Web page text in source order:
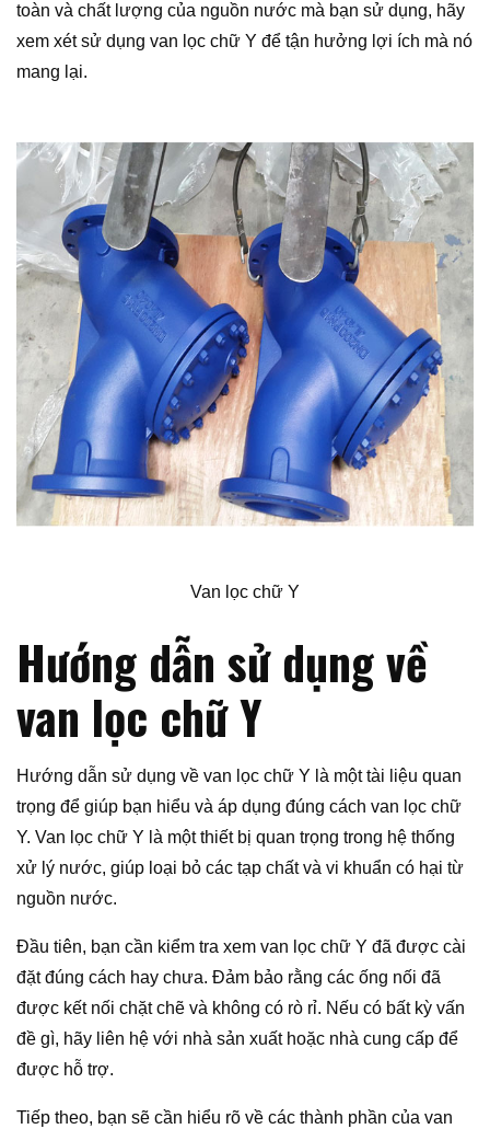
toàn và chất lượng của nguồn nước mà bạn sử dụng, hãy
xem xét sử dụng van lọc chữ Y để tận hưởng lợi ích mà nó
mang lại.
Van lọc chữ Y
Hướng dẫn sử dụng về
van lọc chữ Y
Hướng dẫn sử dụng về van lọc chữ Y là một tài liệu quan
trọng để giúp bạn hiểu và áp dụng đúng cách van lọc chữ
Y. Van lọc chữ Y là một thiết bị quan trọng trong hệ thống
xử lý nước, giúp loại bỏ các tạp chất và vi khuẩn có hại từ
nguồn nước.
Đầu tiên, bạn cần kiểm tra xem van lọc chữ Y đã được cài
đặt đúng cách hay chưa. Đảm bảo rằng các ống nối đã
được kết nối chặt chẽ và không có rò rỉ. Nếu có bất kỳ vấn
đề gì, hãy liên hệ với nhà sản xuất hoặc nhà cung cấp để
được hỗ trợ.
Tiếp theo, bạn sẽ cần hiểu rõ về các thành phần của van